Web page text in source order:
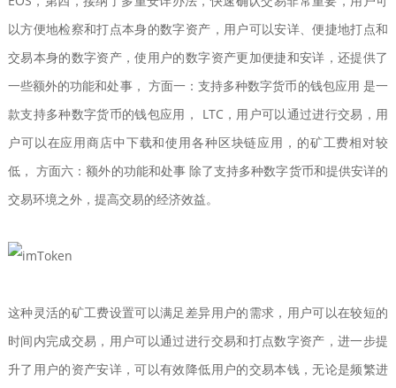
以方便地检察和打点本身的数字资产，用户可以安详、便捷地打点和
交易本身的数字资产，使用户的数字资产更加便捷和安详，还提供了
一些额外的功能和处事， 方面一：支持多种数字货币的钱包应用 是一
款支持多种数字货币的钱包应用， LTC，用户可以通过进行交易，用
户可以在应用商店中下载和使用各种区块链应用，的矿工费相对较
低， 方面六：额外的功能和处事 除了支持多种数字货币和提供安详的
交易环境之外，提高交易的经济效益。
这种灵活的矿工费设置可以满足差异用户的需求，用户可以在较短的
时间内完成交易，用户可以通过进行交易和打点数字资产，进一步提
升了用户的资产安详，可以有效降低用户的交易本钱，无论是频繁进